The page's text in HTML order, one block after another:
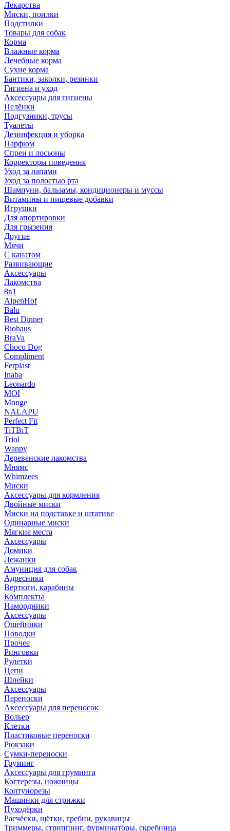
Лекарства
Миски, поилки
Подстилки
Товары для собак
Корма
Влажные корма
Лечебные корма
Сухие корма
Бантики, заколки, резинки
Гигиена и уход
Аксессуары для гигиены
Пелёнки
Подгузники, трусы
Туалеты
Дезинфекция и уборка
Парфюм
Спреи и лосьоны
Корректоры поведения
Уход за лапами
Уход за полостью рта
Шампуни, бальзамы, кондиционеры и муссы
Витамины и пищевые добавки
Игрушки
Для апортировки
Для грызения
Другие
Мячи
С канатом
Развивающие
Аксессуары
Лакомства
8в1
AlpenHof
Balu
Best Dinner
Biohaus
BraVa
Choco Dog
Compliment
Ferplast
Inaba
Leonardo
MOI
Monge
NALAPU
Perfect Fit
TiTBiT
Triol
Wanpy
Деревенские лакомства
Мнямс
Whimzees
Миски
Аксессуары для кормления
Двойные миски
Миски на подставке и штативе
Одинарные миски
Мягкие места
Аксессуары
Домики
Лежанки
Амуниция для собак
Адресники
Вертюги, карабины
Комплекты
Намордники
Аксессуары
Ошейники
Поводки
Прочее
Ринговки
Рулетки
Цепи
Шлейки
Аксессуары
Переноски
Аксессуары для переносок
Вольер
Клетки
Пластиковые переноски
Рюкзаки
Сумки-переноски
Груминг
Аксессуары для груминга
Когтерезы, ножницы
Колтунорезы
Машинки для стрижки
Пуходёрки
Расчёски, щётки, гребни, рукавицы
Триммеры, стриппинг, фурминаторы, скребница